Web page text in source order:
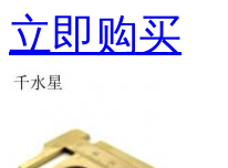
立即购买